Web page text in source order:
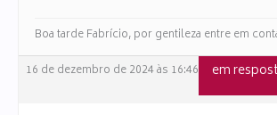
Boa tarde Fabrício, por gentileza entre em
16 de dezembro de 2024 às 16:46
em